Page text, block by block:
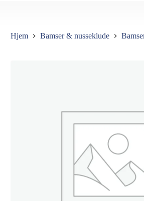
Hjem Bamser & nusseklude